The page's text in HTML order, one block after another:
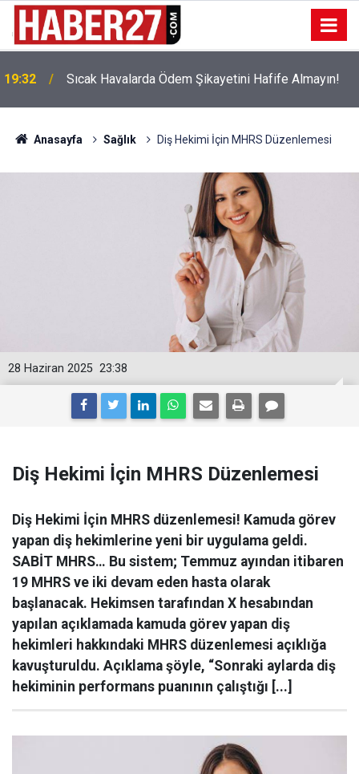
19:32 Sıcak Havalarda Ödem Şikayetini Hafife Almayın!
Anasayfa Sağlık Diş Hekimi İçin MHRS Düzenlemesi
23:38
28 Haziran 2025
Diş Hekimi İçin MHRS Düzenlemesi
Diş Hekimi İçin MHRS düzenlemesi! Kamuda görev
yapan diş hekimlerine yeni bir uygulama geldi.
SABİT MHRS… Bu sistem; Temmuz ayından itibaren
19 MHRS ve iki devam eden hasta olarak
başlanacak. Hekimsen tarafından X hesabından
yapılan açıklamada kamuda görev yapan diş
hekimleri hakkındaki MHRS düzenlemesi açıklığa
kavuşturuldu. Açıklama şöyle, “Sonraki aylarda diş
hekiminin performans puanının çalıştığı [...]